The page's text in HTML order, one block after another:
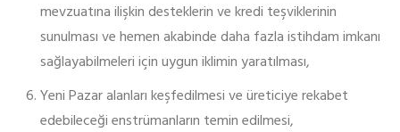
mevzuatına ilişkin desteklerin ve kredi teşviklerinin
sunulması ve hemen akabinde daha fazla istihdam imkanı
sağlayabilmeleri için uygun iklimin yaratılması,
Yeni Pazar alanları keşfedilmesi ve üreticiye rekabet
edebileceği enstrümanların temin edilmesi,